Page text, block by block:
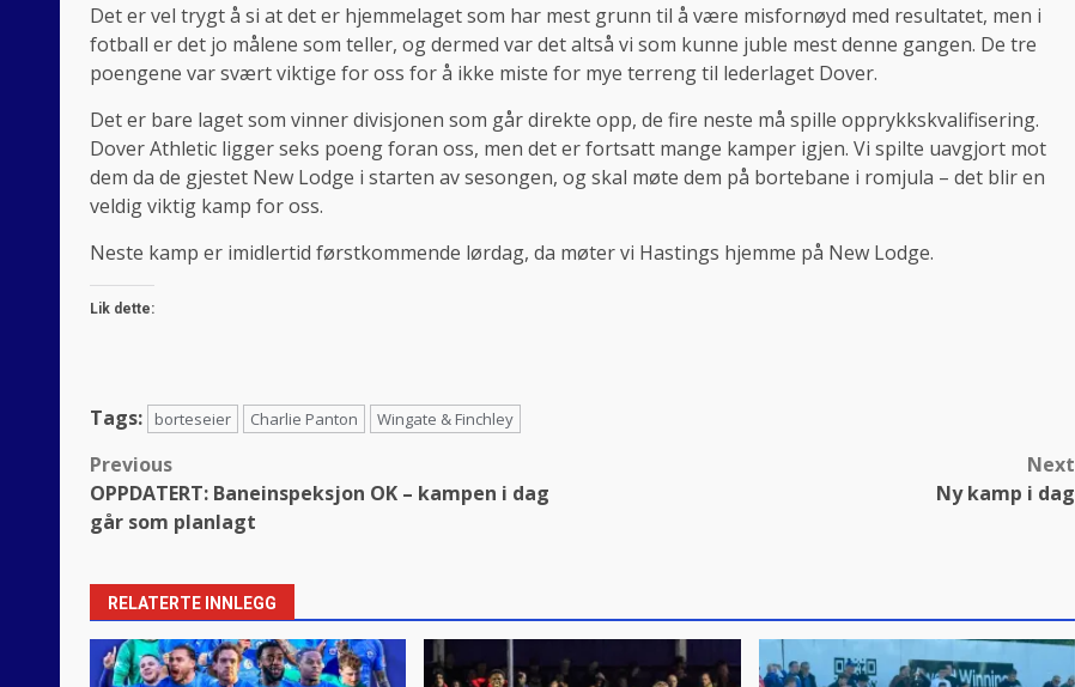
Det er vel trygt å si at det er hjemmelaget som har mest grunn til å være misfornøyd med resultatet, men i
fotball er det jo målene som teller, og dermed var det altså vi som kunne juble mest denne gangen. De tre
poengene var svært viktige for oss for å ikke miste for mye terreng til lederlaget Dover.
Det er bare laget som vinner divisjonen som går direkte opp, de fire neste må spille opprykkskvalifisering.
Dover Athletic ligger seks poeng foran oss, men det er fortsatt mange kamper igjen. Vi spilte uavgjort mot
dem da de gjestet New Lodge i starten av sesongen, og skal møte dem på bortebane i romjula – det blir en
veldig viktig kamp for oss.
Neste kamp er imidlertid førstkommende lørdag, da møter vi Hastings hjemme på New Lodge.
Lik dette:
Tags: borteseier Charlie Panton Wingate & Finchley
Post
navigation
Previous
OPPDATERT: Baneinspeksjon OK – kampen i dag
går som planlagt
Next
Ny kamp i dag
RELATERTE INNLEGG